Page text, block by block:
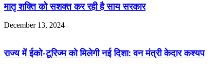
मातृ शक्ति को सशक्त कर रही है साय सरकार
December 13, 2024
राज्य में ईको-टूरिज्म को मिलेगी नई दिशा: वन मंत्री केदार कश्यप